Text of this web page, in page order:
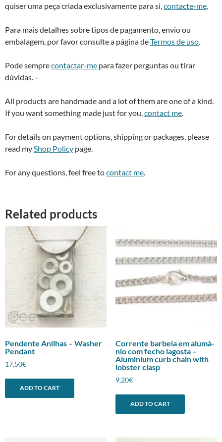
quiser uma peça criada exclusivamente para si, contacte-me
Para mais detalhes sobre tipos de pagamento, envio ou
embalagem, por favor consulte a página deTermos de uso
Pode semprecontactar-me para fazer perguntas ou tirar
dúvidas. –
All products are handmade and a lot of them are one of a kind.
If you want something made just for you, contact me
For details on payment options, shipping or packages, please
read my Shop Policy page.
For any questions, feel free tocontact me
Related products
Pendente Anilhas – Washer
Pendant
17,50€
ADD TO CART
Corrente barbela em alumà­
nio com fecho lagosta –
Aluminium curb chain with
lobster clasp
9,20€
ADD TO CART